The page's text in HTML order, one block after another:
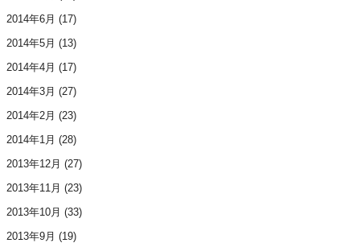
2014年6月 (17)
2014年5月 (13)
2014年4月 (17)
2014年3月 (27)
2014年2月 (23)
2014年1月 (28)
2013年12月 (27)
2013年11月 (23)
2013年10月 (33)
2013年9月 (19)